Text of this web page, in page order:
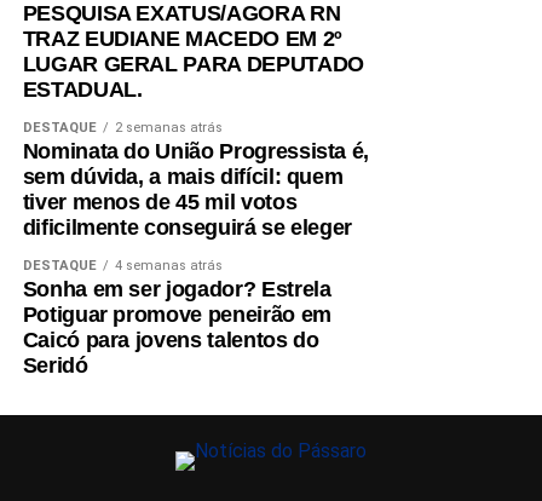
PESQUISA EXATUS/AGORA RN
TRAZ EUDIANE MACEDO EM 2º
LUGAR GERAL PARA DEPUTADO
ESTADUAL.
DESTAQUE 2 semanas atrás
Nominata do União Progressista é,
sem dúvida, a mais difícil: quem
tiver menos de 45 mil votos
dificilmente conseguirá se eleger
DESTAQUE 4 semanas atrás
Sonha em ser jogador? Estrela
Potiguar promove peneirão em
Caicó para jovens talentos do
Seridó